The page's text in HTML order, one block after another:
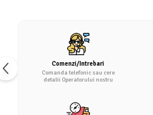
Comenzi/Intrebari
Comanda telefonic sau cere
detalii Operatorului nostru